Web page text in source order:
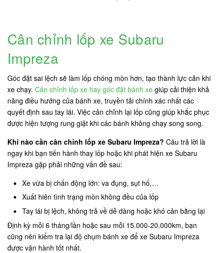
Cân chỉnh lốp xe Subaru
Impreza
Góc đặt sai lệch sẽ làm lốp chóng mòn hơn, tạo thành lực cản khi
xe chạy. Cân chỉnh lốp xe hay góc đặt bánh xe giúp cải thiện khả
năng điều hướng của bánh xe, truyền tải chính xác nhất các
quyết định sau tay lái. Việc cân chỉnh lại lốp cũng giúp khắc phục
được hiện tượng rung giật khi các bánh không chạy song song.
Khi nào cần cân chỉnh lốp xe Subaru Impreza? Câu trả lời là
ngay khi bạn tiến hành thay lốp hoặc khi phát hiện xe Subaru
Impreza gặp phải những vấn đề sau:
Xe vừa bị chấn động lớn: va đụng, sụt hố,…
Xuất hiên tình trạng mòn không đều của lốp
Tay lái bị lệch, không trả về dễ dàng hoặc khó cân bằng lại
Định kỳ mỗi 6 tháng/lần hoặc sau mỗi 15.000-20.000km, bạn
cũng nên kiểm tra lại độ chụm bánh xe để xe Subaru Impreza
được vận hành tốt nhất.